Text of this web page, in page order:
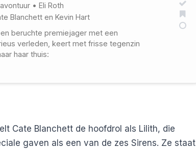
avontuur • Eli Roth
Blanchett en Kevin Hart
beruchte premiejager met een
verleden, keert met frisse tegenzin
haar thuis:
Cate Blanchett de hoofdrol als Lilith, die
gaven als een van de zes Sirens. Ze staat